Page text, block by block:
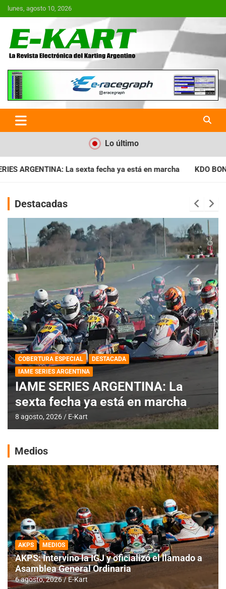
Saltar
al
lunes, agosto 10, 2026
E-Kart.com.ar | La Revista
Electrónica del Karting en
Argentina
Lo último
ya está en marcha KDO BONAERENSE: Con la vara bien
Destacadas
COBERTURA ESPECIAL
DESTACADA
IAME SERIES ARGENTINA
IAME SERIES ARGENTINA: La
sexta fecha ya está en marcha
8 agosto, 2026 E-Kart
Medios
AKPS MEDIOS
AKPS: Intervino la IGJ y oficializó el llamado a
Asamblea General Ordinaria
6 agosto, 2026 E-Kart